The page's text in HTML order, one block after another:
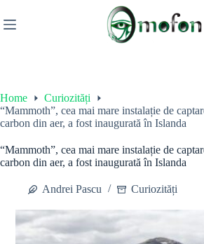
to
content
Home
Curiozități
“Mammoth”, cea mai mare instalație de
carbon din aer, a fost inaugurată în Islanda
“Mammoth”, cea mai mare instalație de
carbon din aer, a fost inaugurată în Islanda
Andrei Pascu Curiozități